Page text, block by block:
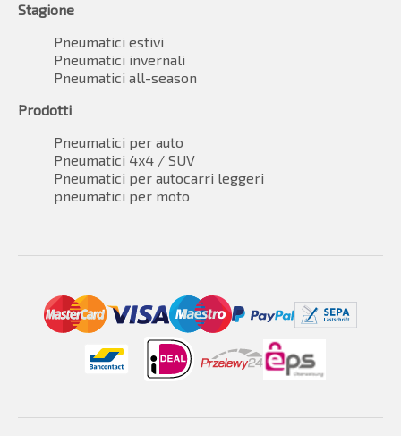
Stagione
Pneumatici estivi
Pneumatici invernali
Pneumatici all-season
Prodotti
Pneumatici per auto
Pneumatici 4x4 / SUV
Pneumatici per autocarri leggeri
pneumatici per moto